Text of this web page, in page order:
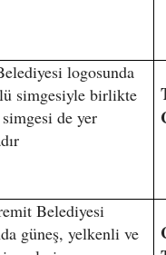
logosunda
simgesiyle birlikte
de yer
Belediyesi
güneş, yelkenli ve